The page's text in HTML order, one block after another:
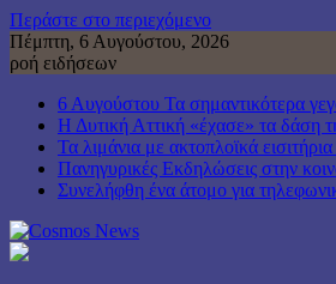
Περάστε στο περιεχόμενο
Πέμπτη, 6 Αυγούστου, 2026
ροή ειδήσεων
6 Αυγούστου Τα σημαντικότερα
Η Δυτική Αττική «έχασε» τα δάση
Τα λιμάνια με ακτοπλοϊκά
Πανηγυρικές Εκδηλώσεις στην
Συνελήφθη ένα άτομο για